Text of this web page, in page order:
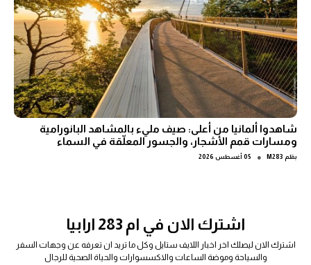
شاهدوا ألمانيا من أعلى: صيف مليء بالمشاهد البانورامية
ومسارات قمم الأشجار، والجسور المعلّقة في السماء
بقلم M283
● 05 أغسطس 2026
اشترك الان في ام 283 ارابيا
اشترك الان ليصلك اخر اخبار اللايف ستايل وكل ما تريد ان تعرفه عن وجهات السفر
والسياحة وموضة الساعات والاكسسوارات والحياة الصحية للرجال